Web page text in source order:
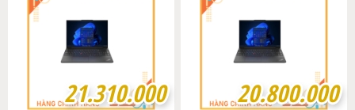
21.310.000
21.310.000 20.800.000
20.800.000